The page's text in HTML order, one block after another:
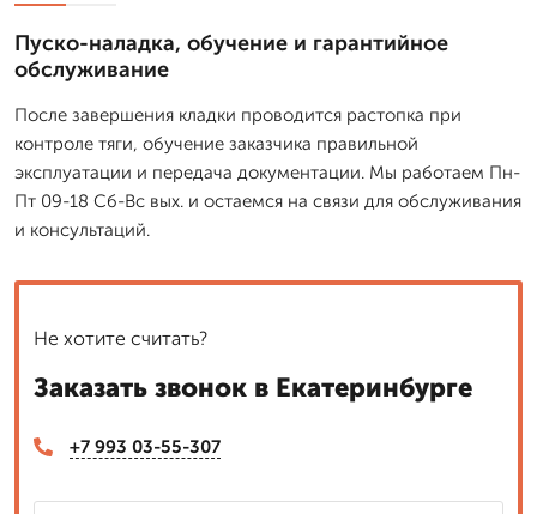
Пуско-наладка, обучение и гарантийное
обслуживание
После завершения кладки проводится растопка при
контроле тяги, обучение заказчика правильной
эксплуатации и передача документации. Мы работаем Пн-
Пт 09-18 Сб-Вс вых. и остаемся на связи для обслуживания
и консультаций.
Не хотите считать?
Заказать звонок в Екатеринбурге
+7 993 03-55-307